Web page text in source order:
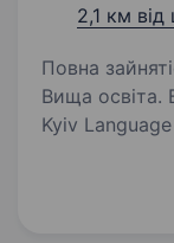
2,1 км від
Повна
Вища освіта. Всім привіт! Бюро перекладів
Kyiv